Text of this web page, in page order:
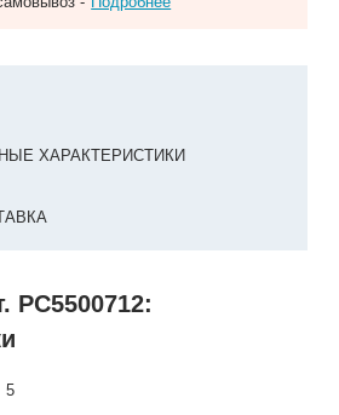
ХАРАКТЕРИСТИКИ
РС5500712:
5